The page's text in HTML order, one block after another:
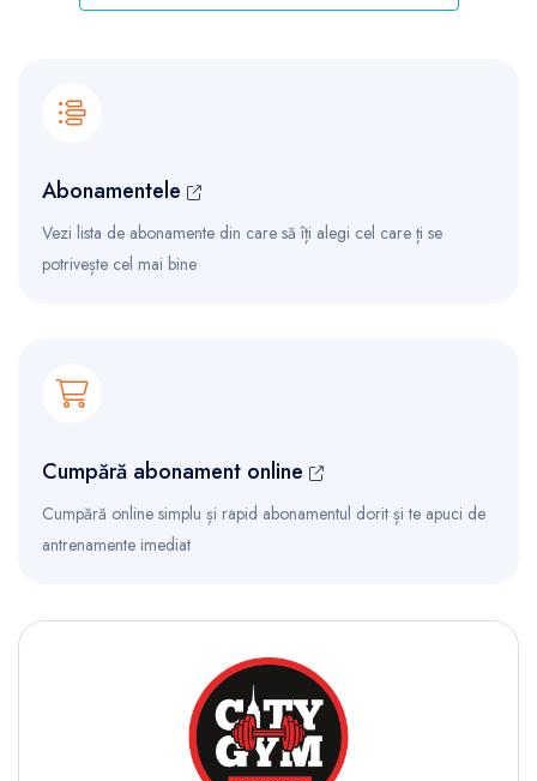
Abonamentele
Vezi lista de abonamente din care să îți alegi cel care ți se
potrivește cel mai bine
Cumpără abonament online
Cumpără online simplu și rapid abonamentul dorit și te apuci de
antrenamente imediat